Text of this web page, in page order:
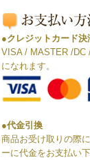
●クレジットカード決
VISA / MASTER /DC
になれます。
●代金引換
商品お受け取りの際
ーに代金をお支払い下